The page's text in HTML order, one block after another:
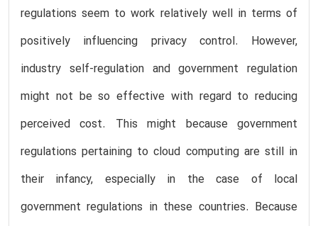
regulations seem to work relatively well in terms of
positively influencing privacy control. However,
industry self-regulation and government regulation
might not be so effective with regard to reducing
perceived cost. This might because government
regulations pertaining to cloud computing are still in
their infancy, especially in the case of local
government regulations in these countries. Because